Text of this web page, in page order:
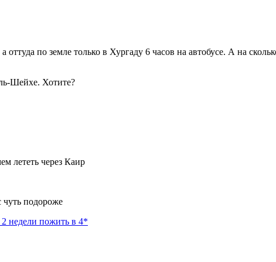
оттуда по земле только в Хургаду 6 часов на автобусе. А на
Шейхе. Хотите?
лететь через Каир
чуть подороже
2 недели пожить в 4*